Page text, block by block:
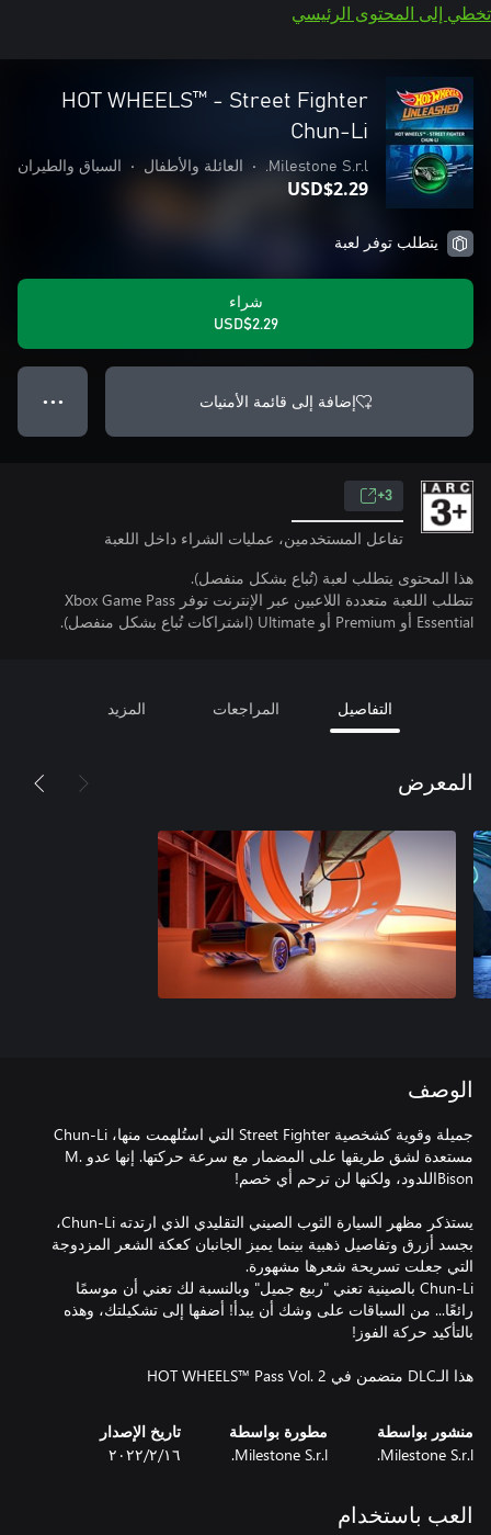
تخطي إلى المحتوى الرئيسي
HOT WHEELS™ - Street Fighter
Chun-Li
Milestone S.r.l.
• العائلة والأطفال • السباق والطيران
USD$2.29
يتطلب توفر لعبة
شراء
USD$2.29
إضافة إلى قائمة الأمنيات ● ● ●
3+
تفاعل المستخدمين، عمليات الشراء داخل اللعبة
هذا المحتوى يتطلب لعبة (تُباع بشكل منفصل).
تتطلب اللعبة متعددة اللاعبين عبر الإنترنت توفر Xbox Game Pass
Essential أو Premium أو Ultimate (اشتراكات تُباع بشكل منفصل).
التفاصيل المراجعات المزيد
المعرض
الوصف
جميلة وقوية كشخصية Street Fighter التي استُلهمت منها، Chun-Li
مستعدة لشق طريقها على المضمار مع سرعة حركتها. إنها عدو M.
يستذكر مظهر السيارة الثوب الصيني التقليدي الذي ارتدته Chun-Li،
بجسد أزرق وتفاصيل ذهبية بينما يميز الجانبان كعكة الشعر المزدوجة
Chun-Li بالصينية تعني "ربيع جميل" وبالنسبة لك تعني أن موسمًا
رائعًا... من السباقات على وشك أن يبدأ! أضفها إلى تشكيلتك، وهذه
هذا الـDLC متضمن في HOT WHEELS™ Pass Vol. 2
منشور بواسطة
Milestone S.r.l.
مطورة بواسطة
Milestone S.r.l.
تاريخ الإصدار
١٦‏/٢‏/٢٠٢٢
العب باستخدام